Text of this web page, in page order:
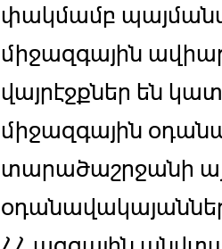
փակմամբ
միջազգային
վայրէջքներ են
միջազգային
տարածաշրջանի